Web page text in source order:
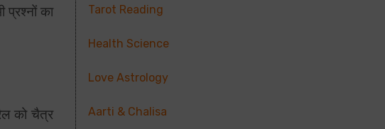
प्रश्नों का
को चैत्र
Tarot Reading
Health Science
Love Astrology
Aarti & Chalisa